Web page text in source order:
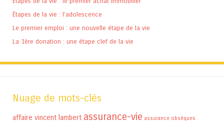
Étapes de la vie : l’adolescence
Le premier emploi : une nouvelle étape de la vie
La 1ère donation : une étape clef de la vie
Nuage de mots-clés
affaire vincent lambert assurance-vie assurance obsèques